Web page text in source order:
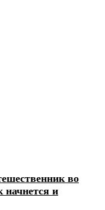
во
начнется и